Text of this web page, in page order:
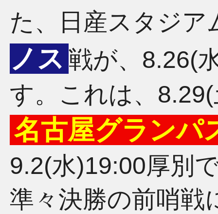
た、日産スタジア
ノス 戦が、8.26(
す。これは、
名古屋グランパ
9.2(水)19:00厚別
準々決勝の前哨戦